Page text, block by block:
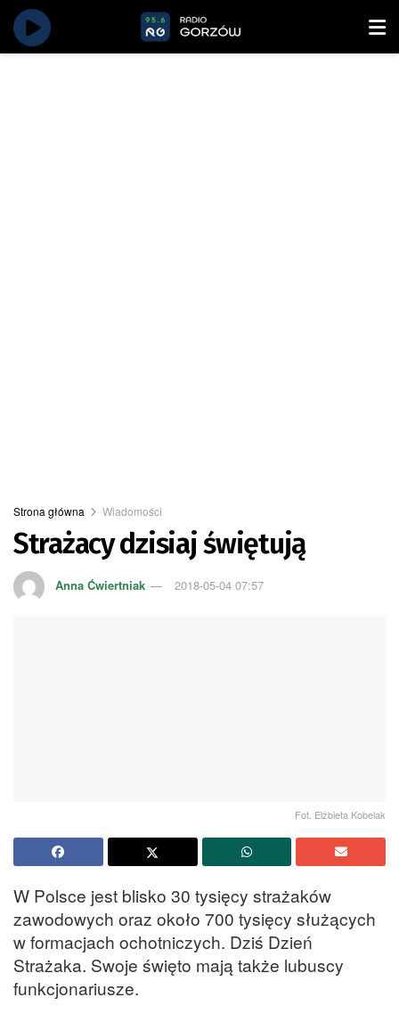
Strona główna Wiadomości
Strażacy dzisiaj świętują
Anna Ćwiertniak 2018-05-04 07:57
Fot. Elżbieta Kobelak
W Polsce jest blisko 30 tysięcy strażaków
zawodowych oraz około 700 tysięcy służących
w formacjach ochotniczych. Dziś Dzień
Strażaka. Swoje święto mają także lubuscy
funkcjonariusze.